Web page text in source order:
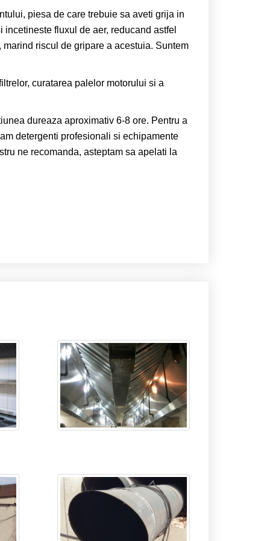
piesa de care trebuie sa aveti grija in
fluxul de aer, reducand astfel
riscul de gripare a acestuia. Suntem
curatarea palelor motorului si a
dureaza aproximativ 6-8 ore. Pentru a
detergenti profesionali si echipamente
ne recomanda, asteptam sa apelati la